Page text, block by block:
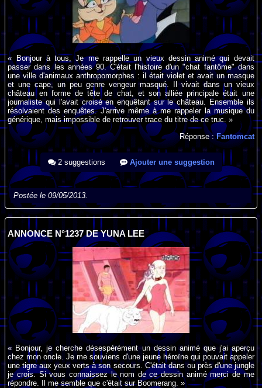
« Bonjour à tous, Je me rappelle un vieux dessin animé qui devait
passer dans les années 90. C'était l'histoire d'un "chat fantôme" dans
une ville d'animaux anthropomorphes : il était violet et avait un masque
et une cape, un peu genre vengeur masqué. Il vivait dans un vieux
château en forme de tête de chat, et son alliée principale était une
journaliste qui l'avait croisé en enquêtant sur le château. Ensemble ils
résolvaient des enquêtes. J'arrive même à me rappeler la musique du
générique, mais impossible de retrouver trace du titre de ce truc. »
Réponse :Fantomcat
2 suggestions Ajouter une suggestion
Postée le 09/05/2013.
ANNONCE N°1237 DE YUNA LEE
« Bonjour, je cherche désespérément un dessin animé que j'ai aperçu
chez mon oncle. Je me souviens d'une jeune héroïne qui pouvait appeler
une tigre aux yeux verts à son secours. C'était dans ou près d'une jungle
je crois. Si vous connaissez le nom de ce dessin animé merci de me
répondre. Il me semble que c'était sur Boomerang. »